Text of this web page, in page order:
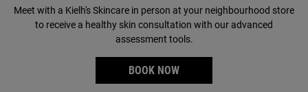
Meet with a Kielh's Skincare in person at your neighbourhood store
to receive a healthy skin consultation with our advanced
assessment tools.
BOOK NOW